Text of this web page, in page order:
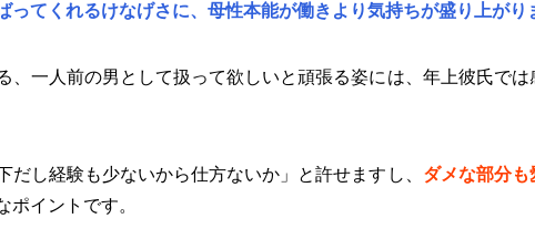
ってくれるけなげさに、母性本能が働きより気持ちが盛り上がり
、一人前の男として扱って欲しいと頑張る姿には、年上彼氏では
だし経験も少ないから仕方ないか」と許せますし、 ダメな部分も
ポイントです。